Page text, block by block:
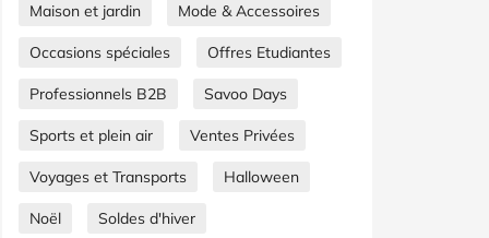
Maison et jardin Mode & Accessoires
Occasions spéciales Offres Etudiantes
Professionnels B2B Savoo Days
Sports et plein air Ventes Privées
Voyages et Transports Halloween
Noël
Soldes d'hiver